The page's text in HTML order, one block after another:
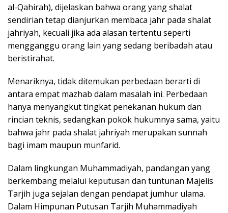
al-Qahirah), dijelaskan bahwa orang yang shalat
sendirian tetap dianjurkan membaca jahr pada shalat
jahriyah, kecuali jika ada alasan tertentu seperti
mengganggu orang lain yang sedang beribadah atau
beristirahat.
Menariknya, tidak ditemukan perbedaan berarti di
antara empat mazhab dalam masalah ini. Perbedaan
hanya menyangkut tingkat penekanan hukum dan
rincian teknis, sedangkan pokok hukumnya sama, yaitu
bahwa jahr pada shalat jahriyah merupakan sunnah
bagi imam maupun munfarid.
Dalam lingkungan Muhammadiyah, pandangan yang
berkembang melalui keputusan dan tuntunan Majelis
Tarjih juga sejalan dengan pendapat jumhur ulama.
Dalam Himpunan Putusan Tarjih Muhammadiyah